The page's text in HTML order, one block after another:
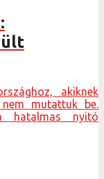
akiknek
mutattuk be.
hatalmas nyitó